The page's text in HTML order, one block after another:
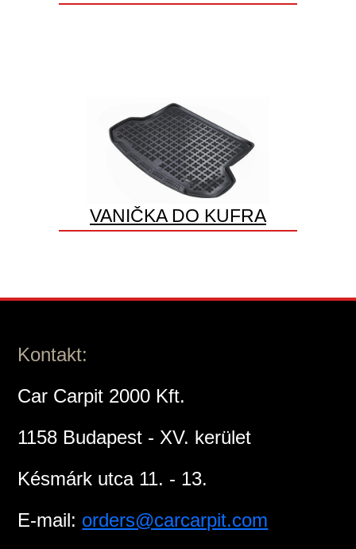
VANIČKA DO KUFRA
Kontakt:
Car Carpit 2000 Kft.
1158 Budapest - XV. kerület
Késmárk utca 11. - 13.
E-mail: orders@carcarpit.com